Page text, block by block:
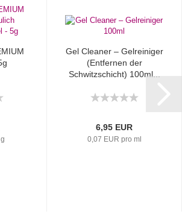
Gel Cleaner – Gelreiniger
(Entfernen der
Schwitzschicht) 100ml...
6,95 EUR
0,07 EUR pro ml